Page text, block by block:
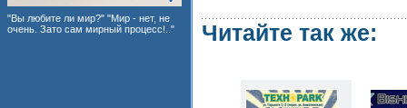
"Вы любите ли мир?" "Мир - нет, не
очень. Зато сам мирный процесс!.."
Читайте так же: